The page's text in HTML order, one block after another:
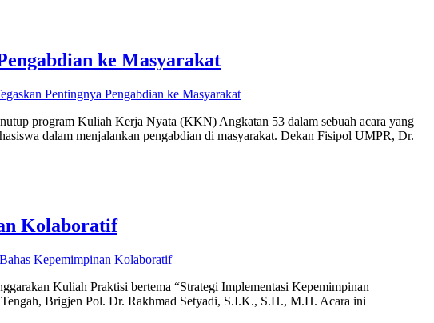
ke Masyarakat
Pentingnya Pengabdian ke Masyarakat
program Kuliah Kerja Nyata (KKN) Angkatan 53 dalam sebuah acara yang
dalam menjalankan pengabdian di masyarakat. Dekan Fisipol UMPR, Dr.
Kolaboratif
Kepemimpinan Kolaboratif
Kuliah Praktisi bertema “Strategi Implementasi Kepemimpinan
Brigjen Pol. Dr. Rakhmad Setyadi, S.I.K., S.H., M.H. Acara ini